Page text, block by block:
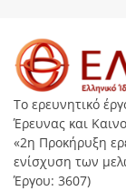
Το ερευνητικό
Έρευνας και
«2η Προκήρυξη
ενίσχυση των
Έργου: 3607)